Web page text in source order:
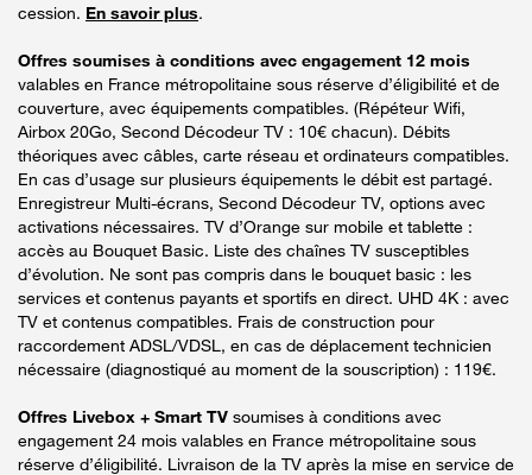
cession. En savoir plus.
Offres soumises à conditions avec engagement 12 mois
valables en France métropolitaine sous réserve d’éligibilité et de
couverture, avec équipements compatibles. (Répéteur Wifi,
Airbox 20Go, Second Décodeur TV : 10€ chacun). Débits
théoriques avec câbles, carte réseau et ordinateurs compatibles.
En cas d’usage sur plusieurs équipements le débit est partagé.
Enregistreur Multi-écrans, Second Décodeur TV, options avec
activations nécessaires. TV d’Orange sur mobile et tablette :
accès au Bouquet Basic. Liste des chaînes TV susceptibles
d’évolution. Ne sont pas compris dans le bouquet basic : les
services et contenus payants et sportifs en direct. UHD 4K : avec
TV et contenus compatibles. Frais de construction pour
raccordement ADSL/VDSL, en cas de déplacement technicien
nécessaire (diagnostiqué au moment de la souscription) : 119€.
Offres Livebox + Smart TV soumises à conditions avec
engagement 24 mois valables en France métropolitaine sous
réserve d’éligibilité. Livraison de la TV après la mise en service de